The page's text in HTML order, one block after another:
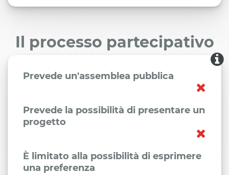
Il processo partecipativo
Prevede un'assemblea pubblica
Prevede la possibilità di presentare un
progetto
È limitato alla possibilità di esprimere
una preferenza